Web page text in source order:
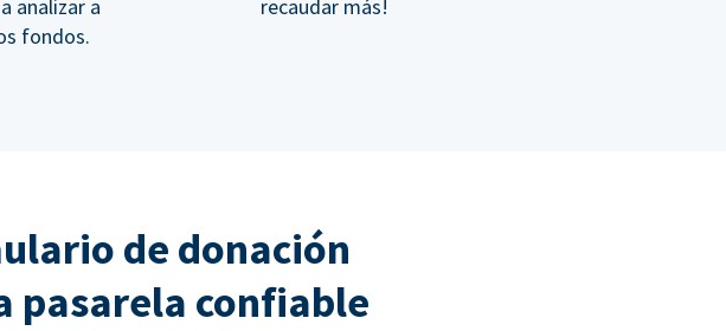
analizar a
fondos.
recaudar más!
de donación
pasarela confiable